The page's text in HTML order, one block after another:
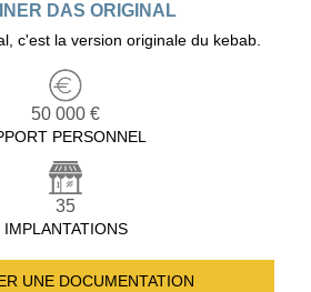
DAS ORIGINAL
c'est la version originale du kebab.
50 000 €
PERSONNEL
35
IMPLANTATIONS
UNE DOCUMENTATION